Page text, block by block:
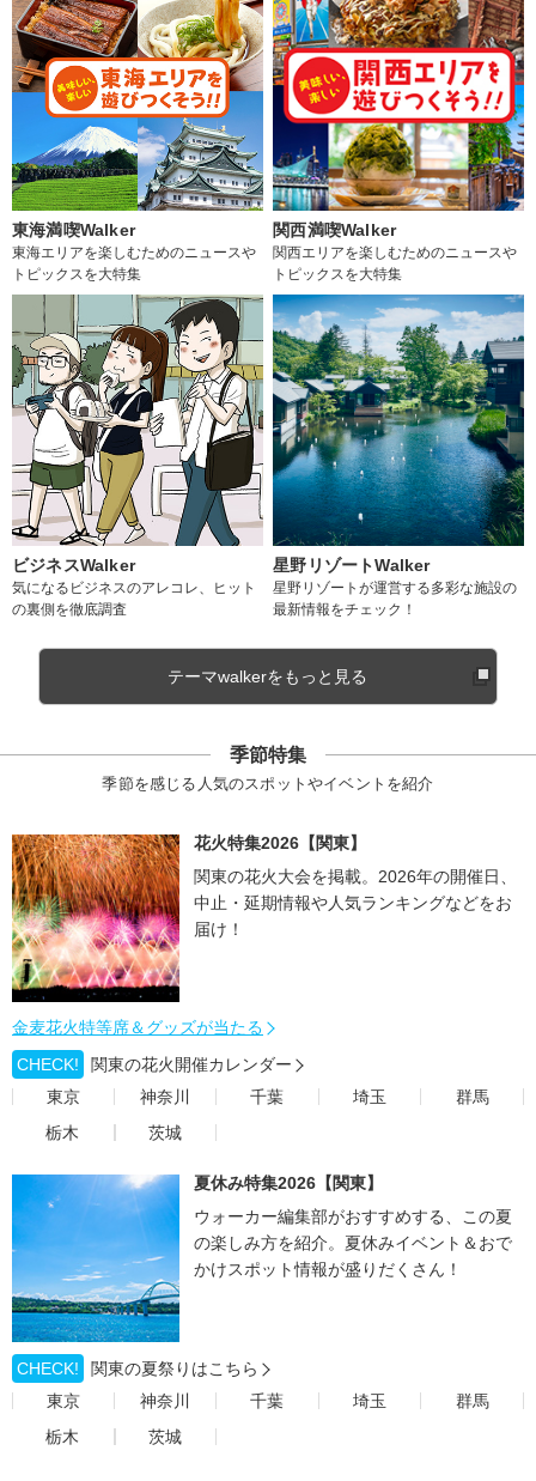
東海満喫Walker
東海エリアを楽しむためのニュースや
トピックスを大特集
関西満喫Walker
関西エリアを楽しむためのニュースや
トピックスを大特集
ビジネスWalker
気になるビジネスのアレコレ、ヒット
の裏側を徹底調査
星野リゾートWalker
星野リゾートが運営する多彩な施設の
最新情報をチェック！
テーマwalkerをもっと見る
季節特集
季節を感じる人気のスポットやイベントを紹介
花火特集2026【関東】
関東の花火大会を掲載。2026年の開催日、
中止・延期情報や人気ランキングなどをお
届け！
金麦花火特等席＆グッズが当たる
CHECK!
関東の花火開催カレンダー
東京
神奈川 千葉 埼玉
群馬
栃木
茨城
夏休み特集2026【関東】
ウォーカー編集部がおすすめする、この夏
の楽しみ方を紹介。夏休みイベント＆おで
かけスポット情報が盛りだくさん！
CHECK!
関東の夏祭りはこちら
東京
神奈川 千葉 埼玉
群馬
栃木
茨城